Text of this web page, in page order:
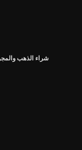
شراء الذهب